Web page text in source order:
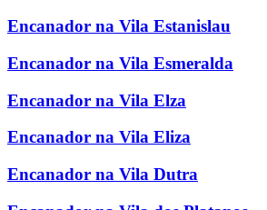
Encanador na Vila Estanislau
Encanador na Vila Esmeralda
Encanador na Vila Elza
Encanador na Vila Eliza
Encanador na Vila Dutra